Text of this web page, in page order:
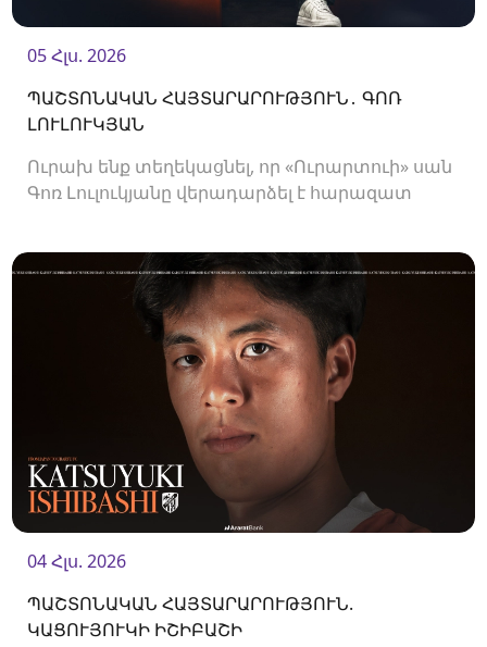
05 Հլս. 2026
ՊԱՇՏՈՆԱԿԱՆ ՀԱՅՏԱՐԱՐՈՒԹՅՈՒՆ․ ԳՈՌ
ԼՈՒԼՈՒԿՅԱՆ
Ուրախ ենք տեղեկացնել, որ «Ուրարտուի» սան
Գոռ Լուլուկյանը վերադարձել է հարազատ
04 Հլս. 2026
ՊԱՇՏՈՆԱԿԱՆ ՀԱՅՏԱՐԱՐՈՒԹՅՈՒՆ.
ԿԱՑՈՒՅՈՒԿԻ ԻՇԻԲԱՇԻ